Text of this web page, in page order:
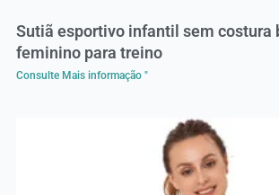
Sutiã esportivo infantil sem costura
feminino para treino
Consulte Mais informação "